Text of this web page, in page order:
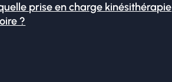
prise en charge kinésithérapie
?